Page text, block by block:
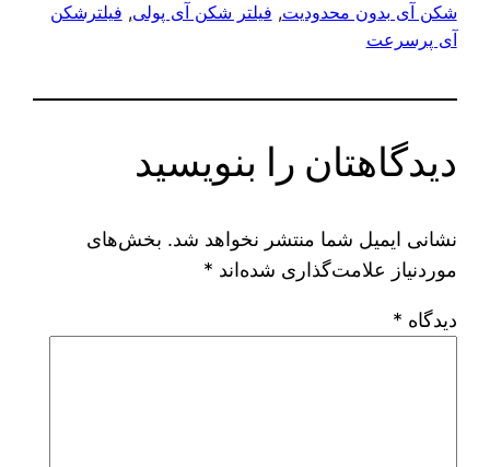
شکن آی بدون محدودیت, فیلتر شکن آی پولی, فیلترشکن
آی پرسرعت
دیدگاهتان را بنویسید
نشانی ایمیل شما منتشر نخواهد شد. بخش‌های
موردنیاز علامت‌گذاری شده‌اند *
دیدگاه *